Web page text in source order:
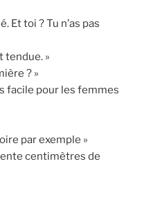
Et toi ? Tu n’as pas
tendue. »
? »
facile pour les femmes
par exemple »
centimètres de